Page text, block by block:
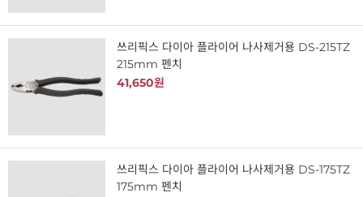
쓰리픽스 다이아 플라이어 나사제거용 DS-215TZ
215mm 펜치
41,650원
쓰리픽스 다이아 플라이어 나사제거용 DS-175TZ
175mm 펜치